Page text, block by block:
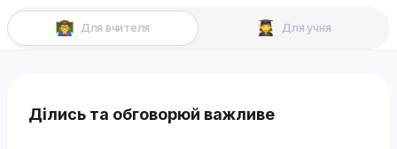
Для вчителя Для учня
Ділись та обговорюй важливе